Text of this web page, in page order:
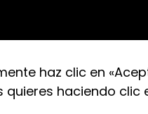
haz clic en
haciendo clic